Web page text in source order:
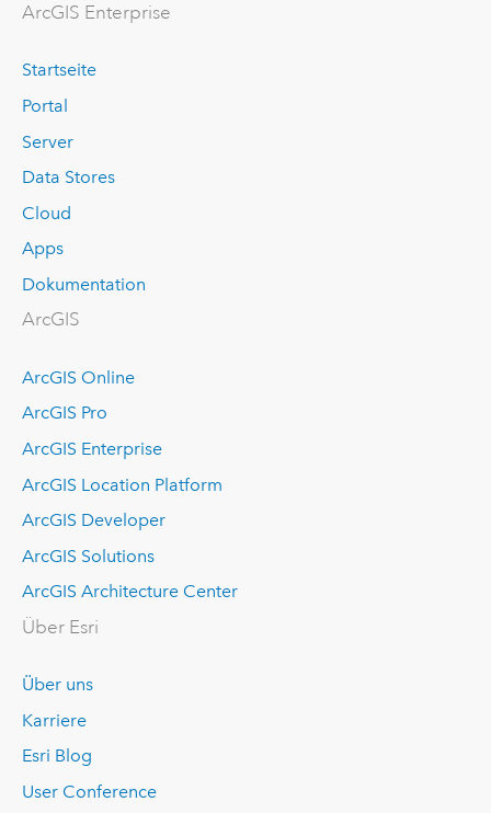
ArcGIS Enterprise
Startseite
Portal
Server
Data Stores
Cloud
Apps
Dokumentation
ArcGIS
ArcGIS Online
ArcGIS Pro
ArcGIS Enterprise
ArcGIS Location Platform
ArcGIS Developer
ArcGIS Solutions
ArcGIS Architecture Center
Über Esri
Über uns
Karriere
Esri Blog
User Conference